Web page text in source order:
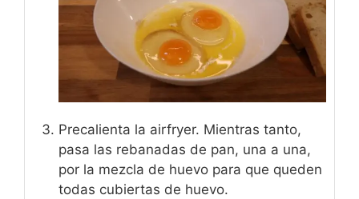
Precalienta la airfryer. Mientras tanto,
pasa las rebanadas de pan, una a una,
por la mezcla de huevo para que queden
todas cubiertas de huevo.